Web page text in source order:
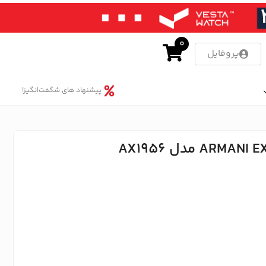
پروفایل
0
پیشنهاد های شگفت‌انگیز!